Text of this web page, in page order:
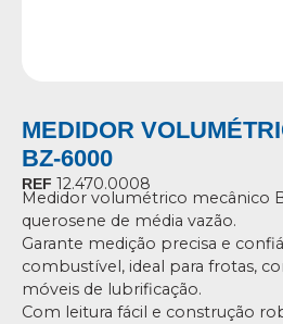
MEDIDOR
BZ-6000
REF 12.470.0008
Medidor volumétrico mecânico
querosene de média vazão.
Garante medição precisa e
combustível, ideal para frotas,
móveis de lubrificação.
Com leitura fácil e construção